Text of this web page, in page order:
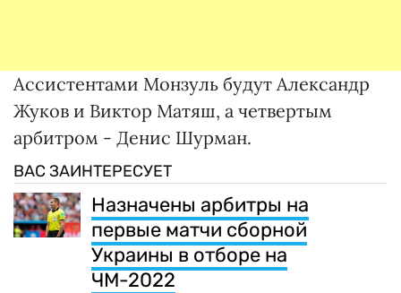
Ассистентами Монзуль будут Александр
Жуков и Виктор Матяш, а четвертым
арбитром - Денис Шурман.
ВАС ЗАИНТЕРЕСУЕТ
Назначены арбитры на
первые матчи сборной
Украины в отборе на
ЧМ-2022